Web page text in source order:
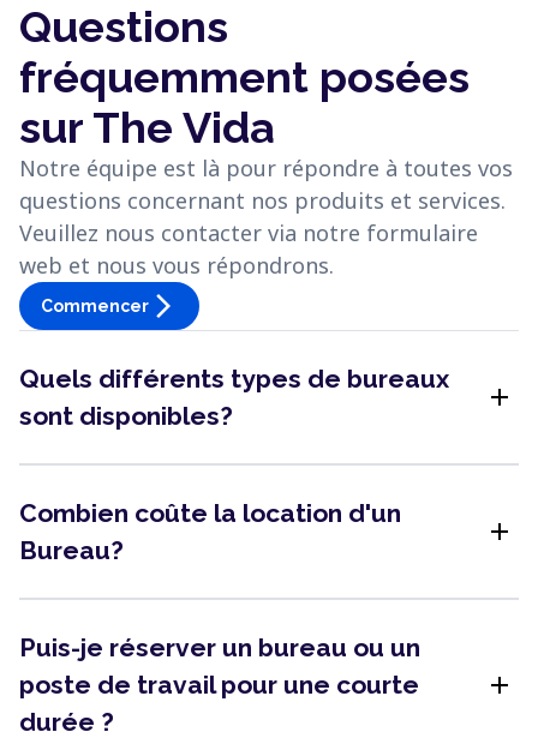
Questions
fréquemment posées
sur The Vida
Notre équipe est là pour répondre à toutes vos
questions concernant nos produits et services.
Veuillez nous contacter via notre formulaire
web et nous vous répondrons.
Commencer arrow_forward_ios
Quels différents types de bureaux
sont disponibles?
add
Combien coûte la location d'un
Bureau?
add
Puis-je réserver un bureau ou un
poste de travail pour une courte
durée ?
add